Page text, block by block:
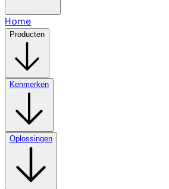
Home
Producten
Kenmerken
Oplossingen